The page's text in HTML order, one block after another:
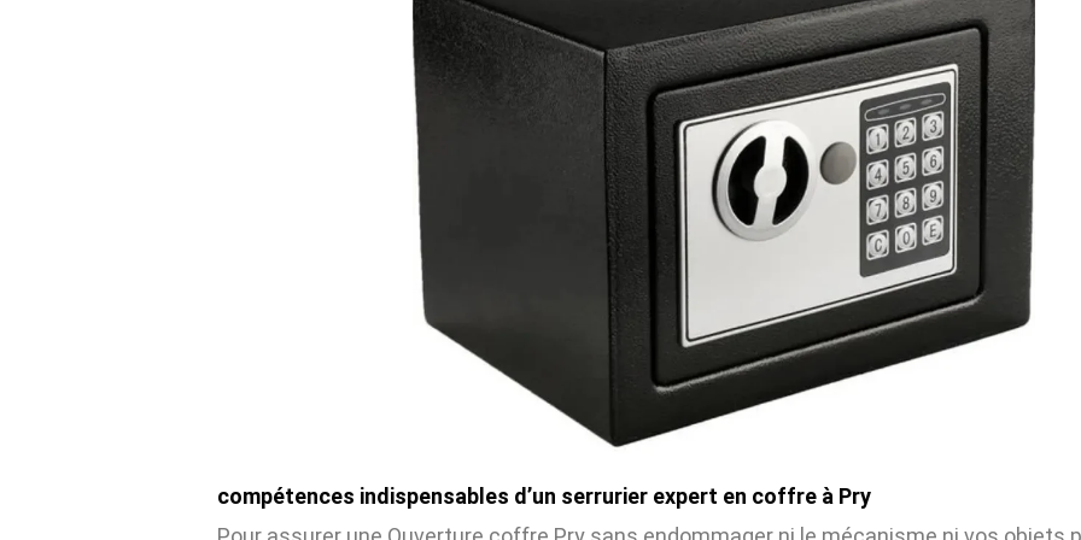
compétences indispensables d’un serrurier expert en coffre à Pry